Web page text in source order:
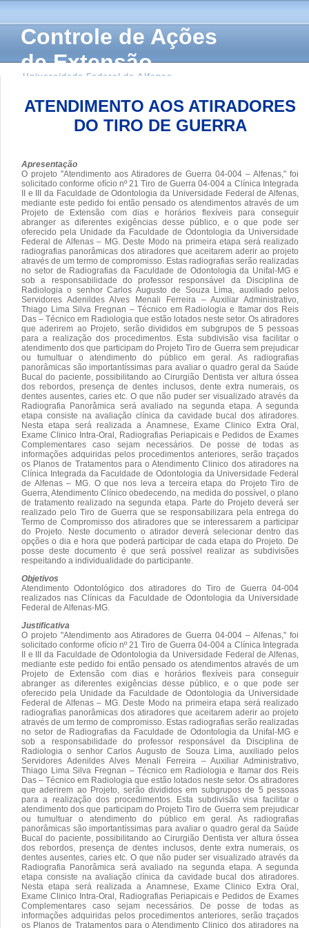
Controle de Ações
de Extensão
Universidade Federal de Alfenas
ATENDIMENTO AOS ATIRADORES
DO TIRO DE GUERRA
Apresentação
O projeto "Atendimento aos Atiradores de Guerra 04-004 – Alfenas," foi
solicitado conforme ofício nº 21 Tiro de Guerra 04-004 a Clínica Integrada
II e III da Faculdade de Odontologia da Universidade Federal de Alfenas,
mediante este pedido foi então pensado os atendimentos através de um
Projeto de Extensão com dias e horários flexíveis para conseguir
abranger as diferentes exigências desse público, e o que pode ser
oferecido pela Unidade da Faculdade de Odontologia da Universidade
Federal de Alfenas – MG. Deste Modo na primeira etapa será realizado
radiografias panorâmicas dos atiradores que aceitarem aderir ao projeto
através de um termo de compromisso. Estas radiografias serão realizadas
no setor de Radiografias da Faculdade de Odontologia da Unifal-MG e
sob a responsabilidade do professor responsável da Disciplina de
Radiologia o senhor Carlos Augusto de Souza Lima, auxiliado pelos
Servidores Adenildes Alves Menali Ferreira – Auxiliar Administrativo,
Thiago Lima Silva Fregnan – Técnico em Radiologia e Itamar dos Reis
Das – Técnico em Radiologia que estão lotados neste setor. Os atiradores
que aderirem ao Projeto, serão divididos em subgrupos de 5 pessoas
para a realização dos procedimentos. Esta subdivisão visa facilitar o
atendimento dos que participam do Projeto Tiro de Guerra sem prejudicar
ou tumultuar o atendimento do público em geral. As radiografias
panorâmicas são importantíssimas para avaliar o quadro geral da Saúde
Bucal do paciente, possibilitando ao Cirurgião Dentista ver altura óssea
dos rebordos, presença de dentes inclusos, dente extra numerais, os
dentes ausentes, caries etc. O que não puder ser visualizado através da
Radiografia Panorâmica será avaliado na segunda etapa. A segunda
etapa consiste na avaliação clínica da cavidade bucal dos atiradores.
Nesta etapa será realizada a Anamnese, Exame Clinico Extra Oral,
Exame Clinico Intra-Oral, Radiografias Periapicais e Pedidos de Exames
Complementares caso sejam necessários. De posse de todas as
informações adquiridas pelos procedimentos anteriores, serão traçados
os Planos de Tratamentos para o Atendimento Clinico dos atiradores na
Clínica Integrada da Faculdade de Odontologia da Universidade Federal
de Alfenas – MG. O que nos leva a terceira etapa do Projeto Tiro de
Guerra, Atendimento Clínico obedecendo, na medida do possível, o plano
de tratamento realizado na segunda etapa. Parte do Projeto deverá ser
realizado pelo Tiro de Guerra que se responsabilizara pela entrega do
Termo de Compromisso dos atiradores que se interessarem a participar
do Projeto. Neste documento o atirador deverá selecionar dentro das
opções o dia e hora que poderá participar de cada etapa do Projeto. De
posse deste documento é que será possível realizar as subdivisões
respeitando a individualidade do participante.
Objetivos
Atendimento Odontológico dos atiradores do Tiro de Guerra 04-004
realizados nas Clínicas da Faculdade de Odontologia da Universidade
Federal de Alfenas-MG.
Justificativa
O projeto "Atendimento aos Atiradores de Guerra 04-004 – Alfenas," foi
solicitado conforme ofício nº 21 Tiro de Guerra 04-004 a Clínica Integrada
II e III da Faculdade de Odontologia da Universidade Federal de Alfenas,
mediante este pedido foi então pensado os atendimentos através de um
Projeto de Extensão com dias e horários flexíveis para conseguir
abranger as diferentes exigências desse público, e o que pode ser
oferecido pela Unidade da Faculdade de Odontologia da Universidade
Federal de Alfenas – MG. Deste Modo na primeira etapa será realizado
radiografias panorâmicas dos atiradores que aceitarem aderir ao projeto
através de um termo de compromisso. Estas radiografias serão realizadas
no setor de Radiografias da Faculdade de Odontologia da Unifal-MG e
sob a responsabilidade do professor responsável da Disciplina de
Radiologia o senhor Carlos Augusto de Souza Lima, auxiliado pelos
Servidores Adenildes Alves Menali Ferreira – Auxiliar Administrativo,
Thiago Lima Silva Fregnan – Técnico em Radiologia e Itamar dos Reis
Das – Técnico em Radiologia que estão lotados neste setor. Os atiradores
que aderirem ao Projeto, serão divididos em subgrupos de 5 pessoas
para a realização dos procedimentos. Esta subdivisão visa facilitar o
atendimento dos que participam do Projeto Tiro de Guerra sem prejudicar
ou tumultuar o atendimento do público em geral. As radiografias
panorâmicas são importantíssimas para avaliar o quadro geral da Saúde
Bucal do paciente, possibilitando ao Cirurgião Dentista ver altura óssea
dos rebordos, presença de dentes inclusos, dente extra numerais, os
dentes ausentes, caries etc. O que não puder ser visualizado através da
Radiografia Panorâmica será avaliado na segunda etapa. A segunda
etapa consiste na avaliação clínica da cavidade bucal dos atiradores.
Nesta etapa será realizada a Anamnese, Exame Clinico Extra Oral,
Exame Clinico Intra-Oral, Radiografias Periapicais e Pedidos de Exames
Complementares caso sejam necessários. De posse de todas as
informações adquiridas pelos procedimentos anteriores, serão traçados
os Planos de Tratamentos para o Atendimento Clinico dos atiradores na